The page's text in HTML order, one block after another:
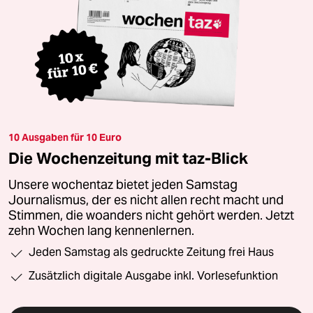
10 Ausgaben für 10 Euro
Die Wochenzeitung mit taz-Blick
Unsere wochentaz bietet jeden Samstag
Journalismus, der es nicht allen recht macht und
Stimmen, die woanders nicht gehört werden. Jetzt
zehn Wochen lang kennenlernen.
Jeden Samstag als gedruckte Zeitung frei Haus
Zusätzlich digitale Ausgabe inkl. Vorlesefunktion